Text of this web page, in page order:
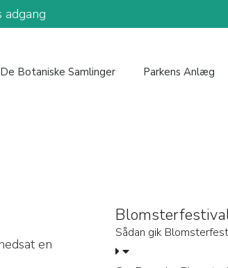
adgang
De Botaniske Samlinger Parkens Anlæg
en
Sådan gik